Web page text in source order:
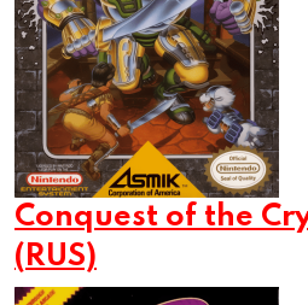
Conquest of the
(RUS)